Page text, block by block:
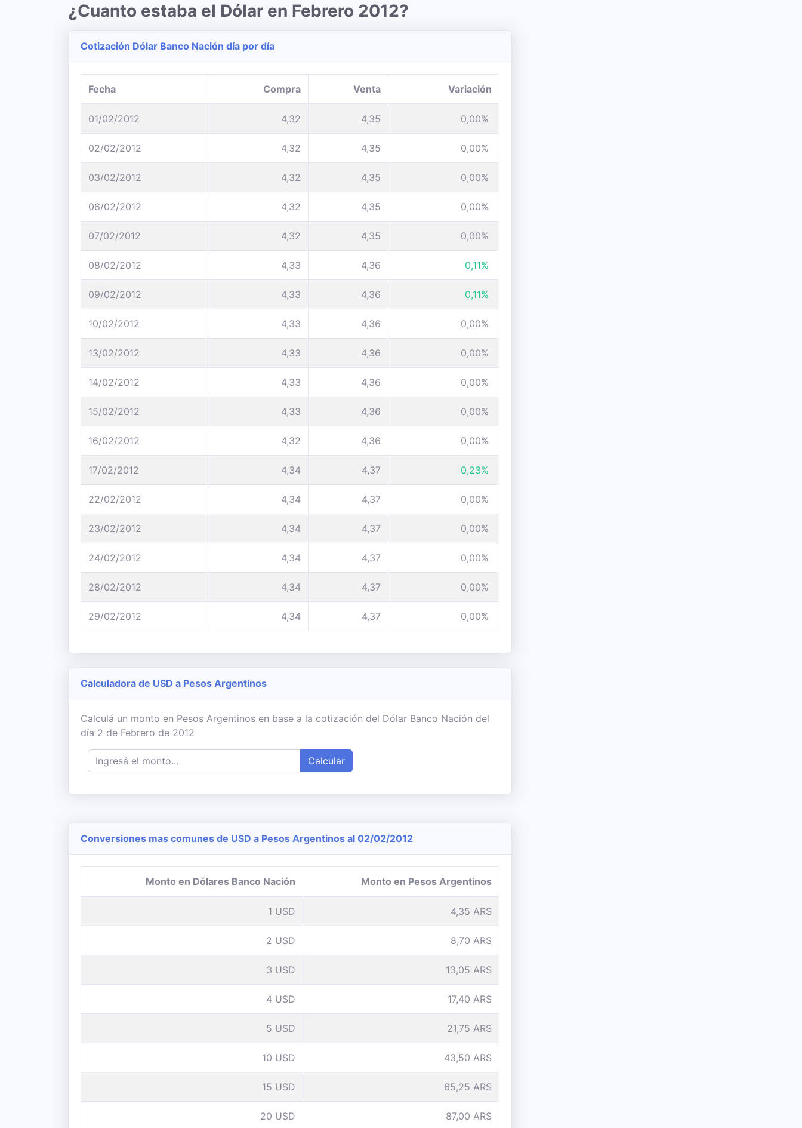
¿Cuanto estaba el Dólar en Febrero 2012?
Cotización Dólar Banco Nación día por día
Fecha Compra Venta Variación
01/02/2012 4,32 4,35 0,00%
02/02/2012 4,32 4,35 0,00%
03/02/2012 4,32 4,35 0,00%
06/02/2012 4,32 4,35 0,00%
07/02/2012 4,32 4,35 0,00%
08/02/2012 4,33 4,36 0,11%
09/02/2012 4,33 4,36 0,11%
10/02/2012 4,33 4,36 0,00%
13/02/2012 4,33 4,36 0,00%
14/02/2012 4,33 4,36 0,00%
15/02/2012 4,33 4,36 0,00%
16/02/2012 4,32 4,36 0,00%
17/02/2012 4,34 4,37 0,23%
22/02/2012 4,34 4,37 0,00%
23/02/2012 4,34 4,37 0,00%
24/02/2012 4,34 4,37 0,00%
28/02/2012 4,34 4,37 0,00%
29/02/2012 4,34 4,37 0,00%
Calculadora de USD a Pesos Argentinos
Calculá un monto en Pesos Argentinos en base a la cotización del Dólar Banco Nación del
día 2 de Febrero de 2012
Calcular
Conversiones mas comunes de USD a Pesos Argentinos al 02/02/2012
Monto en Dólares Banco Nación Monto en Pesos Argentinos
1 USD 4,35 ARS
2 USD 8,70 ARS
3 USD 13,05 ARS
4 USD 17,40 ARS
5 USD 21,75 ARS
10 USD 43,50 ARS
15 USD 65,25 ARS
20 USD 87,00 ARS